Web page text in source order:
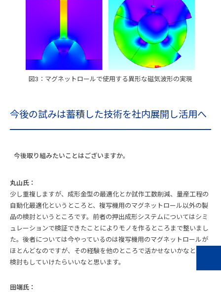
図3：マグネットロールで使用する異形な磁気波形の実現
今後の試みは蓄積した技術を社内展開し活用へ
今後取り組みたいことはございますか。
丸山氏：
少し重複しますが、成形金型の最適化とか試作工数削減、量産工程の
自動化最適化というところと、複写機用のマグネットロール以外の製
品の検討というところです。前者の押出成形システムについてはシミ
ュレーションで検証できたことによりモノを作るところまで整いまし
た。後者については今やっているのは複写機用のマグネットロールが
ほとんどなのですが、その経験を他のところで活かせないかなという
検討もしていけたらいいなと思います。
田端氏：